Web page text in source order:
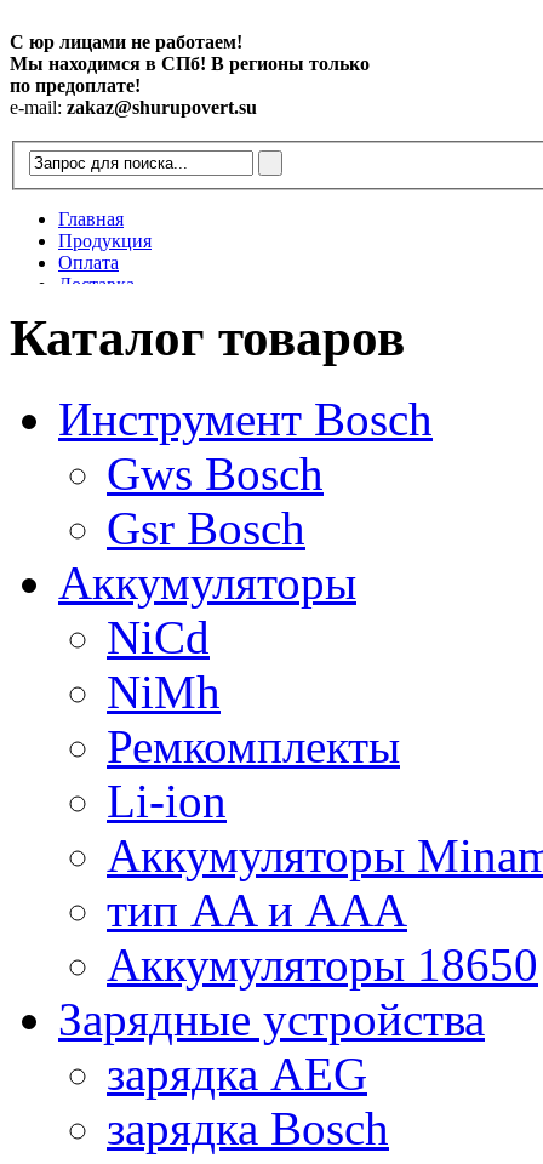
С юр лицами не работаем!
Мы находимся в СПб! В регионы только
по предоплате!
e-mail: zakaz@shurupovert.su
Главная
Продукция
Оплата
Доставка
Статьи
Каталог товаров
Инструмент Bosch
Gws Bosch
Gsr Bosch
Аккумуляторы
NiCd
NiMh
Ремкомплекты
Li-ion
Аккумуляторы
тип AA и AAA
Аккумуляторы 18650
Зарядные устройства
зарядка AEG
зарядка Bosch